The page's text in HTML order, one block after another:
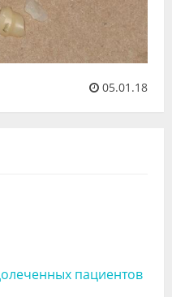
05.01.18
пациентов